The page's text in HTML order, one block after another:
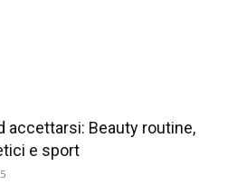
accettarsi: Beauty routine,
e sport